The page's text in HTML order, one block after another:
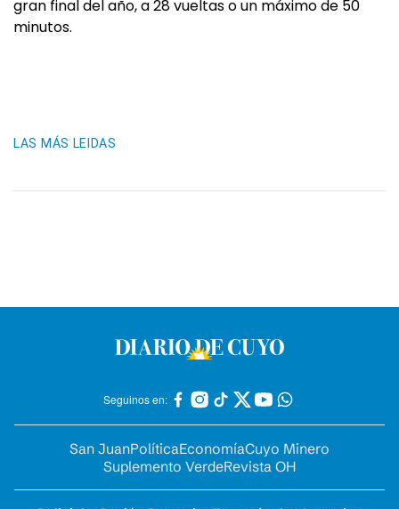
gran final del año, a 28 vueltas o un máximo de 50
minutos.
LAS MÁS LEIDAS
Seguinos en:
San JuanPolíticaEconomíaCuyo Minero
Suplemento VerdeRevista OH